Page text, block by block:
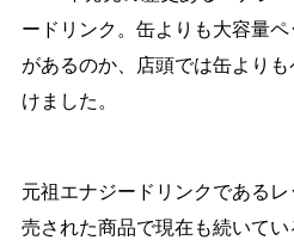
ードリンク。缶よりも大容量
があるのか、店頭では缶より
けました。
元祖エナジードリンクである
売された商品で現在も続いてい